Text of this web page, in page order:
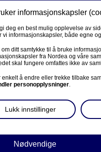
BEDRIFT
Corporate Netbank
AutoFX Hedging
Bedriftens dokumenter
Våre
gi deg
liker å gi gode råd for å
informasjonskapsler
deg en best mulig opplevelse av
vi informasjonskapsler, både egne
om ditt samtykke til å bruke
fra Nordea og våre
skal fungere omfattes ikke av
enkelt å endre eller trekke tilbake
personopplysninger.
Lukk innstillinger
Nødvendige